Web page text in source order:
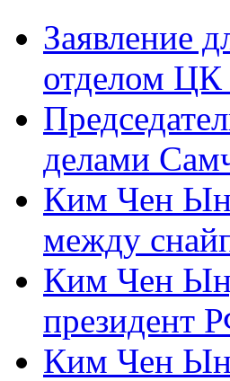
Заявление
отделом
делами
Ким Чен Ын
между
Ким Чен
президент
Ким Чен Ын